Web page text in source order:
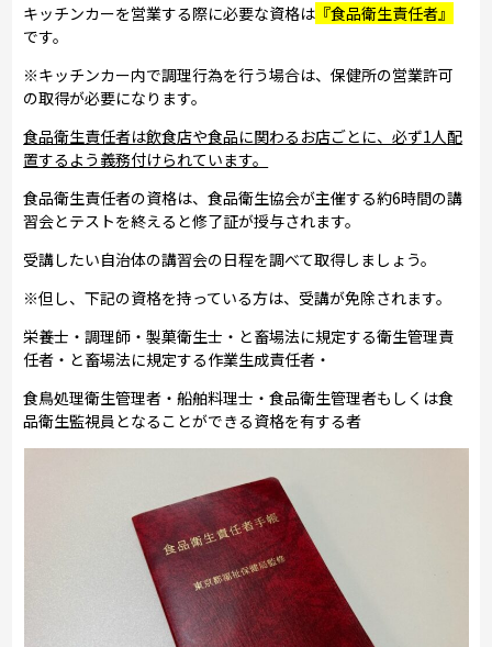
キッチンカーを営業する際に必要な資格は 『食品衛生責任者』
です。
※キッチンカー内で調理行為を行う場合は、保健所の営業許可
の取得が必要になります。
食品衛生責任者は飲食店や食品に関わるお店ごとに、必ず1人配
置するよう義務付けられています。
食品衛生責任者の資格は、食品衛生協会が主催する約6時間の講
習会とテストを終えると修了証が授与されます。
受講したい自治体の講習会の日程を調べて取得しましょう。
※但し、下記の資格を持っている方は、受講が免除されます。
栄養士・調理師・製菓衛生士・と畜場法に規定する衛生管理責
任者・と畜場法に規定する作業生成責任者・
食鳥処理衛生管理者・船舶料理士・食品衛生管理者もしくは食
品衛生監視員となることができる資格を有する者